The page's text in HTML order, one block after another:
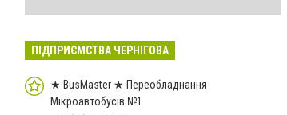
ПІДПРИЄМСТВА ЧЕРНІГОВА
★ BusMaster ★ Переобладнання
Мікроавтобусів №1